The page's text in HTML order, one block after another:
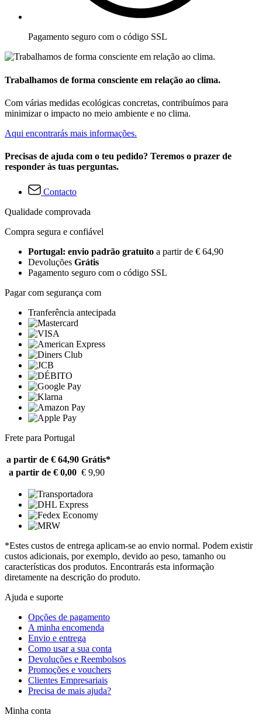
Pagamento seguro com o código SSL
Trabalhamos de forma consciente em relação ao clima.
Com várias medidas ecológicas concretas, contribuímos para
minimizar o impacto no meio ambiente e no clima.
Aqui encontrarás mais informações.
Precisas de ajuda com o teu pedido? Teremos o prazer de
responder às tuas perguntas.
Contacto
Qualidade comprovada
Compra segura e confiável
Portugal: envio padrão gratuito a partir de € 64,90
Devoluções Grátis
Pagamento seguro com o código SSL
Pagar com segurança com
Tranferência antecipada
Frete para Portugal
a partir de € 64,90 Grátis*
a partir de € 0,00 € 9,90
*Estes custos de entrega aplicam-se ao envio normal. Podem existir
custos adicionais, por exemplo, devido ao peso, tamanho ou
características dos produtos. Encontrarás esta informação
diretamente na descrição do produto.
Ajuda e suporte
Opções de pagamento
A minha encomenda
Envio e entrega
Como usar a sua conta
Devoluções e Reembolsos
Promoções e vouchers
Clientes Empresariais
Precisa de mais ajuda?
Minha conta